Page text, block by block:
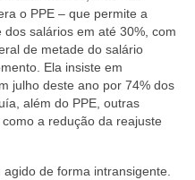
o PPE – que permite a
salários em até 30%, com
de metade do salário
Ela insiste em
julho deste ano por 74% dos
além do PPE, outras
a redução da reajuste
de forma intransigente.